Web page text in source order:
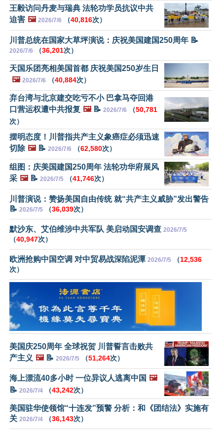
王毅访问丹麦与瑞典 法轮功学员抗议中共
迫害 🖼️ 2026/7/6 （40,816次）
川普总统在国家大草坪演说：庆祝美国建国250周年 📝
2026/7/6 （36,201次）
天国乐团亮相美国首都 庆祝美国250岁生日
🖼️ 2026/7/6 （40,884次）
弃台湾与北京建交吃亏不小 巴拿马夺回港
口营运权遭中共报复 🖼️📝 2026/7/6 （50,781
次）
摆明态度！川普指共产主义象癌症必须迅速
切除 🖼️📝 2026/7/6 （62,580次）
组图：庆美国建国250周年 法轮功华府展风
采 🖼️📝 2026/7/5 （41,746次）
川普演说：赞扬美国自由传统 就“共产主义威胁”发出警告
📝 2026/7/5 （36,039次）
默沙东、艾伯维涉中共军队 美启动国安调查 2026/7/5
（40,947次）
欧洲抢购中国空调 对中贸易战深陷泥潭 2026/7/5 （12,536
次）
美国庆250周年 全球祝贺 川普誓言击败共
产主义 🖼️📝 2026/7/5 （51,264次）
海上漂流40多小时 一位异议人逃离中国 🖼️
📝 2026/7/4 （43,242次）
美国驻华使领馆“十连发”预警 分析：和《团结法》实施有
关 2026/7/4 （36,143次）